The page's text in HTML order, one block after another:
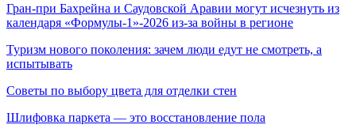
Гран-при Бахрейна и Саудовской Аравии могут исчезнуть из
календаря «Формулы-1»-2026 из-за войны в регионе
Туризм нового поколения: зачем люди едут не смотреть, а
испытывать
Советы по выбору цвета для отделки стен
Шлифовка паркета — это восстановление пола